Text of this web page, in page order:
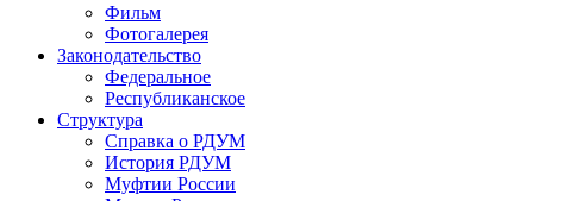
Фильм
Фотогалерея
Законодательство
Федеральное
Республиканское
Структура
Справка о РДУМ
История РДУМ
Муфтии России